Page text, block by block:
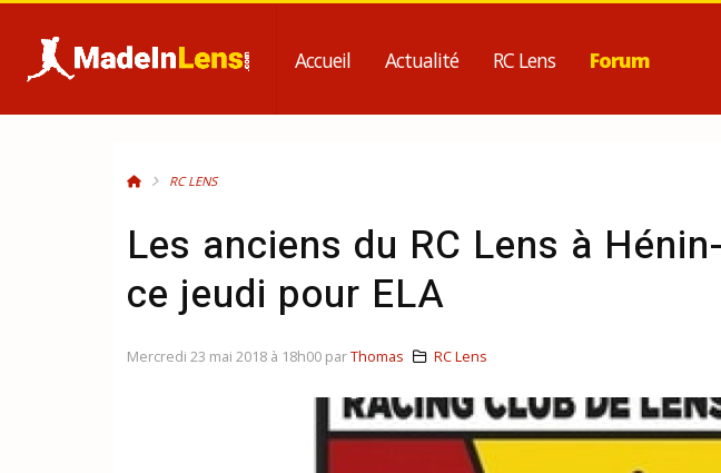
Accueil Actualité RC Lens Forum
RC LENS
Les anciens du RC Lens à
ce jeudi pour ELA
Mercredi 23 mai 2018 à 18h00 parThomas RC Lens